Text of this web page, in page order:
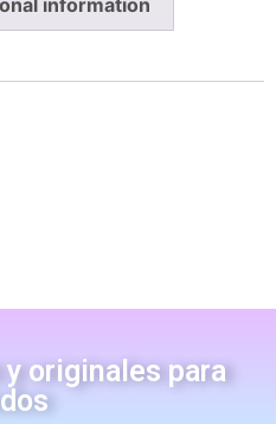
originales para